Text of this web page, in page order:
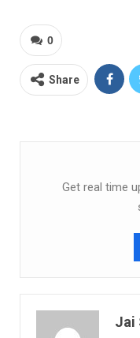
0
Share
Get real time
Jai